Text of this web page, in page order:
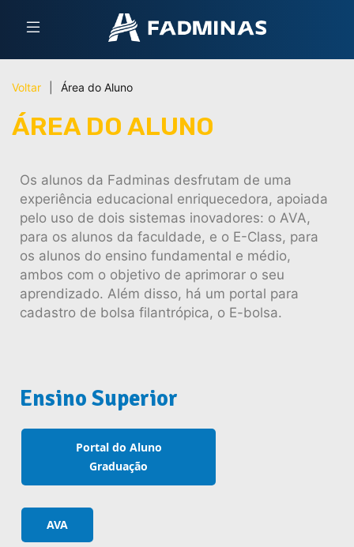
Voltar Área do Aluno
ÁREA DO ALUNO
Os alunos da Fadminas desfrutam de uma
experiência educacional enriquecedora, apoiada
pelo uso de dois sistemas inovadores: o AVA,
para os alunos da faculdade, e o E-Class, para
os alunos do ensino fundamental e médio,
ambos com o objetivo de aprimorar o seu
aprendizado. Além disso, há um portal para
cadastro de bolsa filantrópica, o E-bolsa.
Ensino Superior
Portal do Aluno
Graduação
AVA